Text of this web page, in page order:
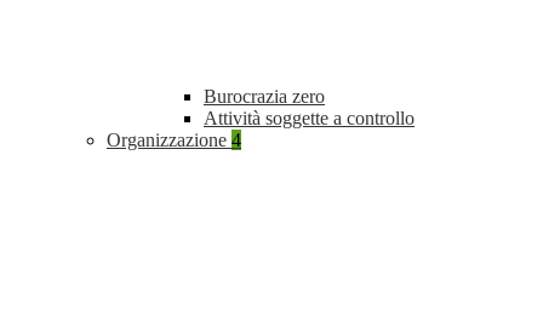
Burocrazia zero
Attività soggette a controllo
Organizzazione 4